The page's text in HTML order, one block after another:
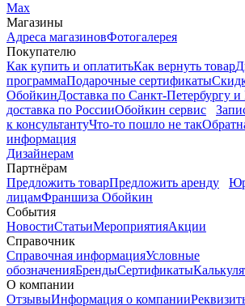
Max
Магазины
Адреса магазиновФотогалерея
Покупателю
Как купить и оплатитьКак вернуть товар
программаПодарочные сертификаты
ОбойкинДоставка по Санкт-Петербургу
доставка по РоссииОбойкин сервис
к консультантуЧто-то пошло не так
информация
Дизайнерам
Партнёрам
Предложить товарПредложить аренду
лицамФраншиза Обойкин
События
НовостиСтатьиМероприятияАкции
Справочник
Справочная информацияУсловные
обозначенияБрендыСертификаты
О компании
ОтзывыИнформация о компании